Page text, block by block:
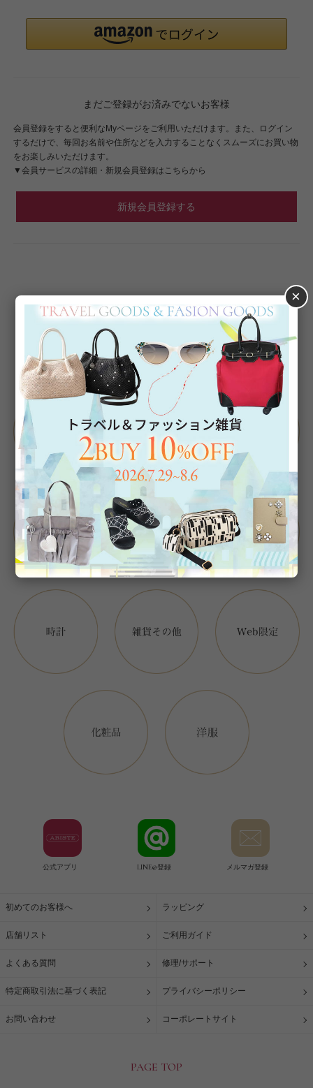
まだご登録がお済みでないお客様
会員登録をすると便利なMyページをご利用いただけます。また、ログイン
するだけで、毎回お名前や住所などを入力することなくスムーズにお買い物
をお楽しみいただけます。
▼会員サービスの詳細・新規会員登録はこちらから
新規会員登録する
Category
アイテムカテゴリー
公式アプリ LINE@登録 メルマガ登録
初めてのお客様へ ラッピング
店舗リスト ご利用ガイド
よくある質問 修理/サポート
特定商取引法に基づく表記 プライバシーポリシー
お問い合わせ コーポレートサイト
PAGE TOP
×